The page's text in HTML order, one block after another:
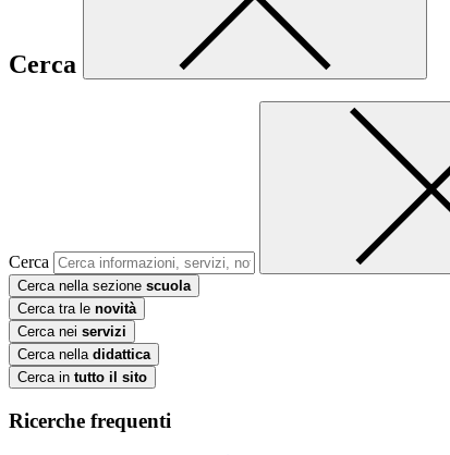
Cerca
Cerca
Cerca nella sezione scuola
Cerca tra le novità
Cerca nei servizi
Cerca nella didattica
Cerca in tutto il sito
Ricerche frequenti